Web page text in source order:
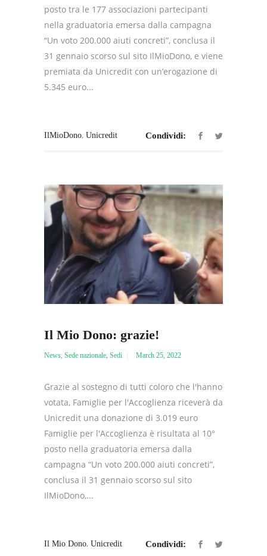
posto tra le 177 associazioni partecipanti
nella graduatoria emersa dalla campagna
“Un voto 200.000 aiuti concreti”, conclusa il
31 gennaio scorso sul sito IlMioDono, e viene
premiata da Unicredit con un’erogazione di
5.345 euro...
IlMioDono, Unicredit Condividi:
Il Mio Dono: grazie!
News, Sede nazionale, Sedi March 25, 2022
Grazie al sostegno di tutti coloro che l'hanno
votata, Famiglie per l'Accoglienza riceverà da
Unicredit una donazione di 3.019 euro
Famiglie per l'Accoglienza è risultata al 10°
posto nella graduatoria emersa dalla
campagna “Un voto 200.000 aiuti concreti”,
conclusa il 31 gennaio scorso sul sito
IlMioDono,...
Il Mio Dono, Unicredit Condividi: